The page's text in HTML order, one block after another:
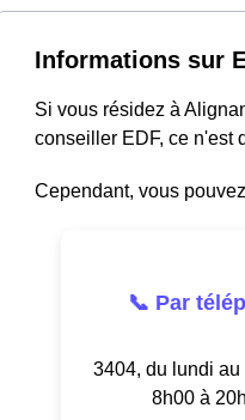
Informations sur
Si vous résidez à
conseiller EDF, ce n'est
Cependant, vous
📞 Par
3404, du lundi au
8h00 à